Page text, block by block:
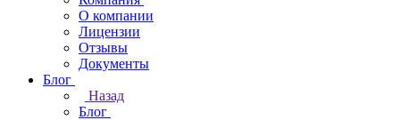
О компании
Лицензии
Отзывы
Документы
Блог
Назад
Блог